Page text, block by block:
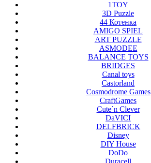
1TOY
3D Puzzle
44 Котенка
AMIGO SPIEL
ART PUZZLE
ASMODEE
BALANCE TOYS
BRIDGES
Canal toys
Castorland
Cosmodrome Games
CraftGames
Cute`n Clever
DaVICI
DELFBRICK
Disney
DIY House
DoDo